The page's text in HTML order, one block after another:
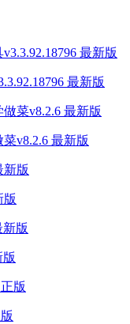
最新版
v8.2.6 最新版
版